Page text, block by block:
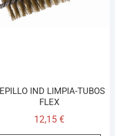
IND LIMPIA-TUBOS
FLEX
12,15 €